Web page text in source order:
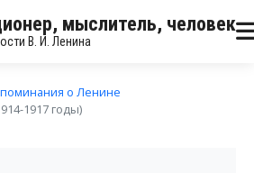
мыслитель, человек
В. И. Ленина
о Ленине
1917 годы)